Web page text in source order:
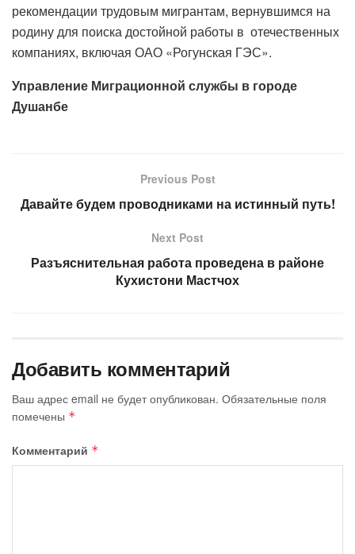
рекомендации трудовым мигрантам, вернувшимся на
родину для поиска достойной работы в отечественных
компаниях, включая ОАО «Рогунская ГЭС».
Управление Миграционной службы в городе
Душанбе
Previous Post
Давайте будем проводниками на истинный путь!
Next Post
Разъяснительная работа проведена в районе
Кухистони Мастчох
Добавить комментарий
Ваш адрес email не будет опубликован. Обязательные поля
помечены *
Комментарий *